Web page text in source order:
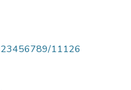
11126